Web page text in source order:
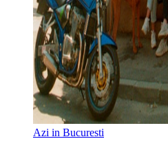
Azi in Bucuresti